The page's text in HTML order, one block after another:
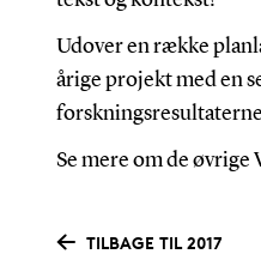
Udover en række
årige projekt med en
Se mere om de
TILBAGE TIL 2017